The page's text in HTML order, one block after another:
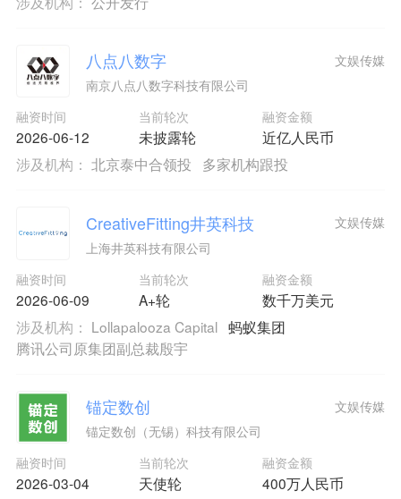
八点八数字
南京八点八数字科技有限公司
融资时间
2026-06-12
当前轮次
未披露轮
融资金额
近亿人民币
文娱传媒
涉及机构： 北京泰中合领投 多家机构跟投
CreativeFitting井英科技
上海井英科技有限公司
融资时间
2026-06-09
当前轮次
A+轮
融资金额
数千万美元
文娱传媒
涉及机构： Lollapalooza Capital 蚂蚁集团
腾讯公司原集团副总裁殷宇
锚定数创
锚定数创（无锡）科技有限公司
融资时间
2026-03-04
当前轮次
天使轮
融资金额
400万人民币
文娱传媒